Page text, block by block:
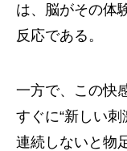
は、脳がその体
反応である。
一方で、この快
すぐに“新しい
連続しないと物